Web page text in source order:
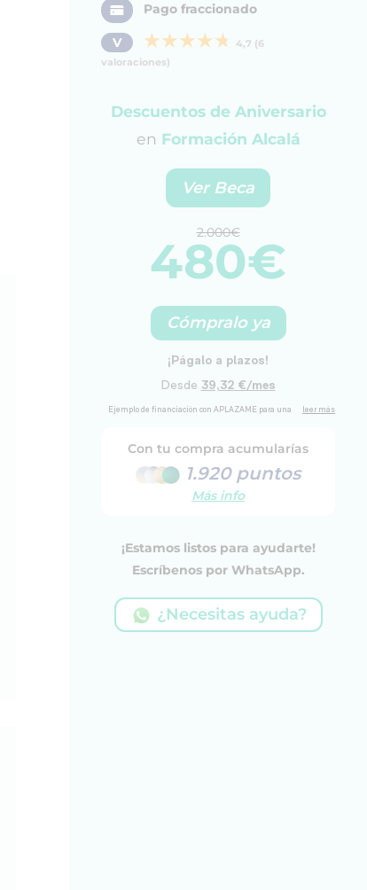
Pago fraccionado
V
4,7 (6
valoraciones)
Descuentos de Aniversario
en Formación Alcalá
Ver Beca
2.000€
480€
Cómpralo ya
Con tu compra acumularías
1.920 puntos
Más info
¡Estamos listos para ayudarte!
Escríbenos por WhatsApp.
¿Necesitas ayuda?